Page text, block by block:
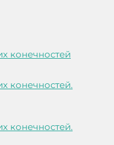
конечностей
конечностей.
конечностей.